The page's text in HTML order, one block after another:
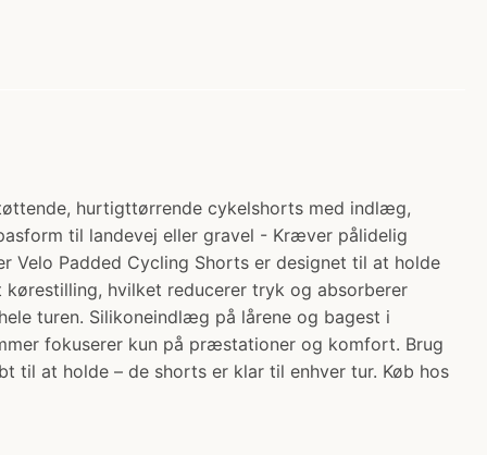
hurtigttørrende cykelshorts med indlæg,
til landevej eller gravel - Kræver pålidelig
Padded Cycling Shorts er designet til at holde
hvilket reducerer tryk og absorberer
turen. Silikoneindlæg på lårene og bagest i
fokuserer kun på præstationer og komfort. Brug
til at holde – de shorts er klar til enhver tur. Køb hos